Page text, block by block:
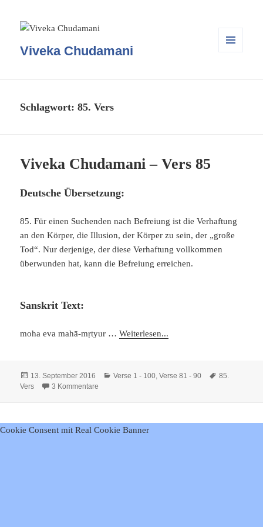
Viveka Chudamani
Schlagwort:85. Vers
Viveka Chudamani – Vers 85
Deutsche Übersetzung:
85. Für einen Suchenden nach Befreiung ist die Verhaftung
an den Körper, die Illusion, der Körper zu sein, der „große
Tod“. Nur derjenige, der diese Verhaftung vollkommen
überwunden hat, kann die Befreiung erreichen.
Sanskrit Text:
moha eva mahā-mṛtyur …Weiterlesen...
Veröffentlicht
am
13. September 2016 Kategorien
Verse 1 - 100,Verse 81 - 90 Schlagwörter
85.
Vers
3 Kommentare
Cookie Consent mit Real Cookie Banner